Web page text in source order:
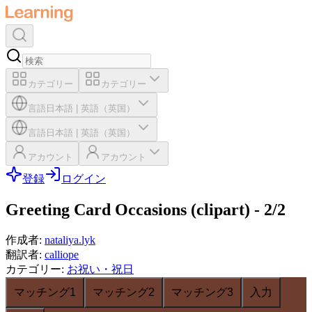
カテゴリー カテゴリー
言語 日本語 英語（英国）
言語 日本語 英語（英国）
アカウント アカウント
登録 ログイン
Greeting Card Occasions (clipart) - 2/2
作成者: nataliya.lyk
翻訳者: calliope
カテゴリー: お祝い・祝日
マッチング1
マッチング2 マッチング3 入力